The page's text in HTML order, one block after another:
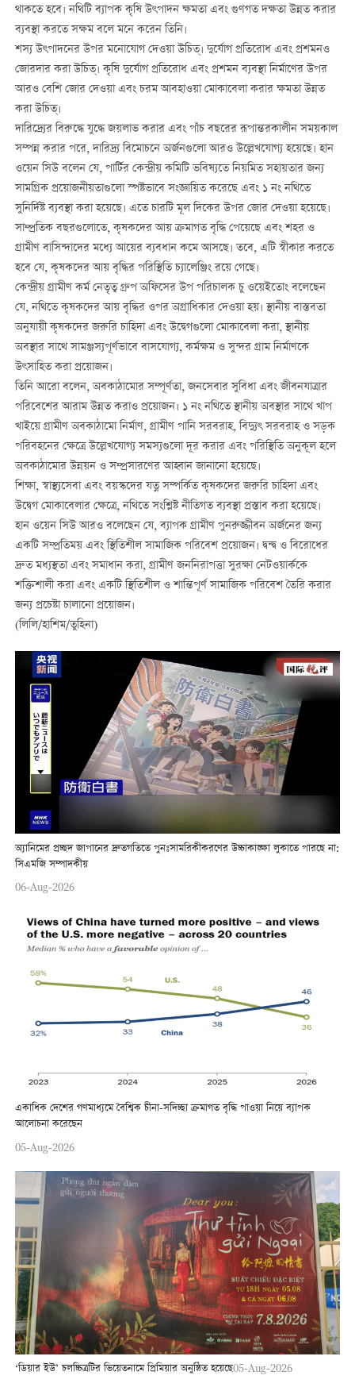
থাকতে হবে। নথিটি ব্যাপক কৃষি উৎপাদন ক্ষমতা এবং গুণগত দক্ষতা উন্নত করার
ব্যবস্থা করতে সক্ষম বলে মনে করেন তিনি।
শস্য উৎপাদনের উপর মনোযোগ দেওয়া উচিত্। দুর্যোগ প্রতিরোধ এবং প্রশমনও
জোরদার করা উচিত্। কৃষি দুর্যোগ প্রতিরোধ এবং প্রশমন ব্যবস্থা নির্মাণের উপর
আরও বেশি জোর দেওয়া এবং চরম আবহাওয়া মোকাবেলা করার ক্ষমতা উন্নত
করা উচিত্।
দারিদ্র্যের বিরুদ্ধে যুদ্ধে জয়লাভ করার এবং পাঁচ বছরের রূপান্তরকালীন সময়কাল
সম্পন্ন করার পরে, দারিদ্র্য বিমোচনে অর্জনগুলো আরও উল্লেখযোগ্য হয়েছে। হান
ওয়েন সিউ বলেন যে, পার্টির কেন্দ্রীয় কমিটি ভবিষ্যতে নিয়মিত সহায়তার জন্য
সামগ্রিক প্রয়োজনীয়তাগুলো স্পষ্টভাবে সংজ্ঞায়িত করেছে এবং ১ ন‌ং নথিতে
সুনির্দিষ্ট ব্যবস্থা করা হয়েছে। এতে চারটি মূল দিকের উপর জোর দেওয়া হয়েছে।
সাম্প্রতিক বছরগুলোতে, কৃষকদের আয় ক্রমাগত বৃদ্ধি পেয়েছে এবং শহর ও
গ্রামীণ বাসিন্দাদের মধ্যে আয়ের ব্যবধান কমে আসছে। তবে, এটি স্বীকার করতে
হবে যে, কৃষকদের আয় বৃদ্ধির পরিস্থিতি চ্যালেঞ্জিং রয়ে গেছে।
কেন্দ্রীয় গ্রামীণ কর্ম নেতৃত্ব গ্রুপ অফিসের উপ পরিচালক চু ওয়েইতোং বলেছেন
যে, নথিতে কৃষকদের আয় বৃদ্ধির ওপর অগ্রাধিকার দেওয়া হয়। স্থানীয় বাস্তবতা
অনুযায়ী কৃষকদের জরুরি চাহিদা এবং উদ্বেগগুলো মোকাবেলা করা, স্থানীয়
অবস্থার সাথে সামঞ্জস্যপূর্ণভাবে বাসযোগ্য, কর্মক্ষম ও সুন্দর গ্রাম নির্মাণকে
উৎসাহিত করা প্রয়োজন।
তিনি আরো বলেন, অবকাঠামোর সম্পূর্ণতা, জনসেবার সুবিধা এবং জীবনযাত্রার
পরিবেশের আরাম উন্নত করাও প্রয়োজন। ১ নং নথিতে স্থানীয় অবস্থার সাথে খাপ
খাইয়ে গ্রামীণ অবকাঠামো নির্মাণ, গ্রামীণ পানি সরবরাহ, বিদ্যুৎ সরবরাহ ও সড়ক
পরিবহনের ক্ষেত্রে উল্লেখযোগ্য সমস্যগুলো দূর করার এবং পরিস্থিতি অনুকূল হলে
অবকাঠামোর উন্নয়ন ও সম্প্রসারণের আহ্বান জানানো হয়েছে।
শিক্ষা, স্বাস্থ্যসেবা এবং বয়স্কদের যত্ন সম্পর্কিত কৃষকদের জরুরি চাহিদা এবং
উদ্বেগ মোকাবেলার ক্ষেত্রে, নথিতে সংশ্লিষ্ট নীতিগত ব্যবস্থা প্রস্তাব করা হয়েছে।
হান ওয়েন সিউ আরও বলেছেন যে, ব্যাপক গ্রামীণ পুনরুজ্জীবন অর্জনের জন্য
একটি সম্প্রতিময় এবং স্থিতিশীল সামাজিক পরিবেশ প্রয়োজন। দ্বন্দ্ব ও বিরোধের
দ্রুত মধ্যস্থতা এবং সমাধান করা, গ্রামীণ জননিরাপত্তা সুরক্ষা নেটওয়ার্ককে
শক্তিশালী করা এবং একটি স্থিতিশীল ও শান্তিপূর্ণ সামাজিক পরিবেশ তৈরি করার
জন্য প্রচেষ্টা চালানো প্রয়োজন।
(লিলি/হাশিম/তুহিনা)
অ্যানিমের প্রচ্ছদ জাপানের দ্রুতগতিতে পুনঃসামরিকীকরণের উচ্চাকাঙ্ক্ষা লুকাতে পারছে না:
সিএমজি সম্পাদকীয়
06-Aug-2026
একাধিক দেশের গণমাধ্যমে বৈশ্বিক চীনা-সদিচ্ছা ক্রমাগত বৃদ্ধি পাওয়া নিয়ে ব্যাপক
আলোচনা করেছেন
05-Aug-2026
‘ডিয়ার ইউ’ চলচ্চিত্রটির ভিয়েতনামে প্রিমিয়ার অনুষ্ঠিত হয়েছে05-Aug-2026